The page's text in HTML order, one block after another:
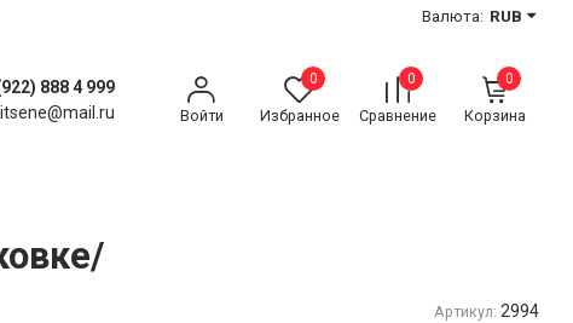
Валюта: RUB
888 4 999
Войти
0
Избранное
0
Сравнение
0
Корзина
Артикул: 2994